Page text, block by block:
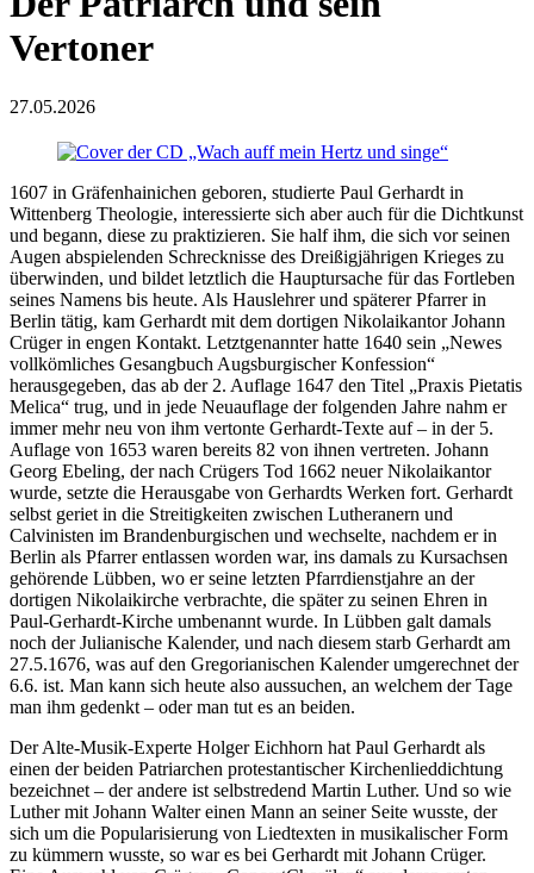
Vertoner
27.05.2026
1607 in Gräfenhainichen geboren, studierte Paul Gerhardt in
Wittenberg Theologie, interessierte sich aber auch für die Dichtkunst
und begann, diese zu praktizieren. Sie half ihm, die sich vor seinen
Augen abspielenden Schrecknisse des Dreißigjährigen Krieges zu
überwinden, und bildet letztlich die Hauptursache für das Fortleben
seines Namens bis heute. Als Hauslehrer und späterer Pfarrer in
Berlin tätig, kam Gerhardt mit dem dortigen Nikolaikantor Johann
Crüger in engen Kontakt. Letztgenannter hatte 1640 sein „Newes
vollkömliches Gesangbuch Augsburgischer Konfession“
herausgegeben, das ab der 2. Auflage 1647 den Titel „Praxis Pietatis
Melica“ trug, und in jede Neuauflage der folgenden Jahre nahm er
immer mehr neu von ihm vertonte Gerhardt-Texte auf – in der 5.
Auflage von 1653 waren bereits 82 von ihnen vertreten. Johann
Georg Ebeling, der nach Crügers Tod 1662 neuer Nikolaikantor
wurde, setzte die Herausgabe von Gerhardts Werken fort. Gerhardt
selbst geriet in die Streitigkeiten zwischen Lutheranern und
Calvinisten im Brandenburgischen und wechselte, nachdem er in
Berlin als Pfarrer entlassen worden war, ins damals zu Kursachsen
gehörende Lübben, wo er seine letzten Pfarrdienstjahre an der
dortigen Nikolaikirche verbrachte, die später zu seinen Ehren in
Paul-Gerhardt-Kirche umbenannt wurde. In Lübben galt damals
noch der Julianische Kalender, und nach diesem starb Gerhardt am
27.5.1676, was auf den Gregorianischen Kalender umgerechnet der
6.6. ist. Man kann sich heute also aussuchen, an welchem der Tage
man ihm gedenkt – oder man tut es an beiden.
Der Alte-Musik-Experte Holger Eichhorn hat Paul Gerhardt als
einen der beiden Patriarchen protestantischer Kirchenlieddichtung
bezeichnet – der andere ist selbstredend Martin Luther. Und so wie
Luther mit Johann Walter einen Mann an seiner Seite wusste, der
sich um die Popularisierung von Liedtexten in musikalischer Form
zu kümmern wusste, so war es bei Gerhardt mit Johann Crüger.